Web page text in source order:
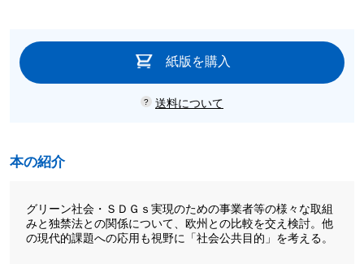
紙版を購入
送料について
本の紹介
グリーン社会・ＳＤＧｓ実現のための事業者等の様々な取組
みと独禁法との関係について、欧州との比較を交え検討。他
の現代的課題への応用も視野に「社会公共目的」を考える。